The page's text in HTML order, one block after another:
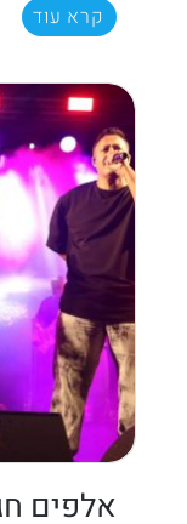
קרא עוד
אלפים